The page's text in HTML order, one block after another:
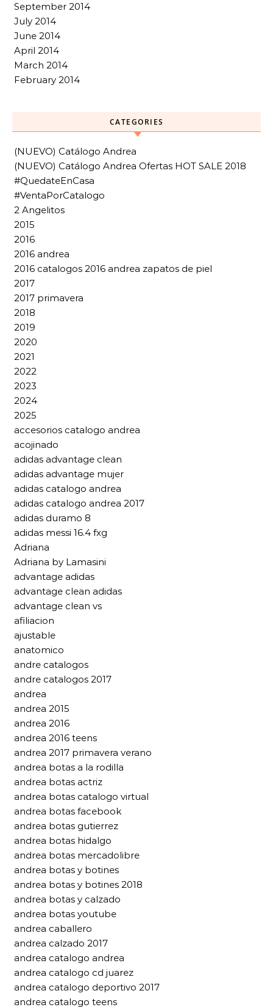
September 2014
July 2014
June 2014
April 2014
March 2014
February 2014
CATEGORIES
(NUEVO) Catálogo Andrea
(NUEVO) Catálogo Andrea Ofertas HOT SALE 2018
#QuedateEnCasa
#VentaPorCatalogo
2 Angelitos
2015
2016
2016 andrea
2016 catalogos 2016 andrea zapatos de piel
2017
2017 primavera
2018
2019
2020
2021
2022
2023
2024
2025
accesorios catalogo andrea
acojinado
adidas advantage clean
adidas advantage mujer
adidas catalogo andrea
adidas catalogo andrea 2017
adidas duramo 8
adidas messi 16.4 fxg
Adriana
Adriana by Lamasini
advantage adidas
advantage clean adidas
advantage clean vs
afiliacion
ajustable
anatomico
andre catalogos
andre catalogos 2017
andrea
andrea 2015
andrea 2016
andrea 2016 teens
andrea 2017 primavera verano
andrea botas a la rodilla
andrea botas actriz
andrea botas catalogo virtual
andrea botas facebook
andrea botas gutierrez
andrea botas hidalgo
andrea botas mercadolibre
andrea botas y botines
andrea botas y botines 2018
andrea botas y calzado
andrea botas youtube
andrea caballero
andrea calzado 2017
andrea catalogo andrea
andrea catalogo cd juarez
andrea catalogo deportivo 2017
andrea catalogo teens